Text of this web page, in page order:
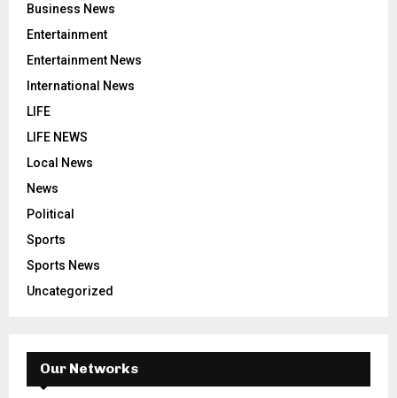
Business News
Entertainment
Entertainment News
International News
LIFE
LIFE NEWS
Local News
News
Political
Sports
Sports News
Uncategorized
Our Networks